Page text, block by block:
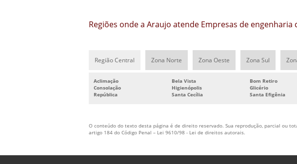
Regiões onde a Araujo atende Empresas de engenharia
Região Central Zona Norte Zona Oeste Zona Sul
Aclimação Bela Vista Bom Retiro
Consolação
Higienópolis Glicério
República
Santa Cecília Santa Efigênia
O conteúdo do texto desta página é de direito reservado. Sua reprodução, parcial ou
artigo 184 do Código Penal – Lei 9610/98 - Lei de direitos autorais.